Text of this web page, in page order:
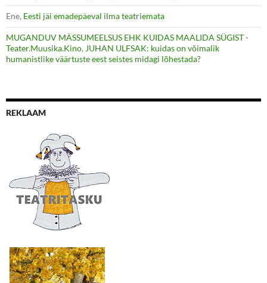
Ene, Eesti jäi emadepäeval ilma teatriemata
MUGANDUV MÄSSUMEELSUS EHK KUIDAS MAALIDA SÜGIST -
Teater.Muusika.Kino, JUHAN ULFSAK: kuidas on võimalik
humanistlike väärtuste eest seistes midagi lõhestada?
REKLAAM